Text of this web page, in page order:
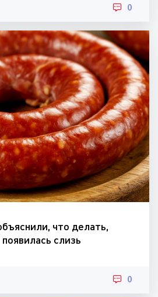
0
что делать,
слизь
0